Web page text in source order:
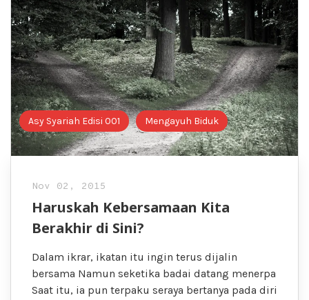
Asy Syariah Edisi 001 Mengayuh Biduk
Nov 02, 2015
Haruskah Kebersamaan Kita
Berakhir di Sini?
Dalam ikrar, ikatan itu ingin terus dijalin
bersama Namun seketika badai datang menerpa
Saat itu, ia pun terpaku seraya bertanya pada diri